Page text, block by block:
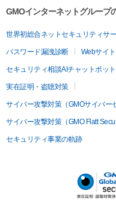
GMOインターネットグループ
世界初総合ネットセキュリティサ
パスワード漏洩診断 Webサイ
セキュリティ相談AIチャットボット
実在証明・盗聴対策
サイバー攻撃対策（GMOサイバー
サイバー攻撃対策（GMO Flatt
セキュリティ事業の軌跡